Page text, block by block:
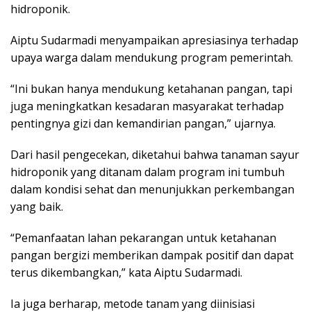
hidroponik.
Aiptu Sudarmadi menyampaikan apresiasinya terhadap
upaya warga dalam mendukung program pemerintah.
“Ini bukan hanya mendukung ketahanan pangan, tapi
juga meningkatkan kesadaran masyarakat terhadap
pentingnya gizi dan kemandirian pangan,” ujarnya.
Dari hasil pengecekan, diketahui bahwa tanaman sayur
hidroponik yang ditanam dalam program ini tumbuh
dalam kondisi sehat dan menunjukkan perkembangan
yang baik.
“Pemanfaatan lahan pekarangan untuk ketahanan
pangan bergizi memberikan dampak positif dan dapat
terus dikembangkan,” kata Aiptu Sudarmadi.
Ia juga berharap, metode tanam yang diinisiasi